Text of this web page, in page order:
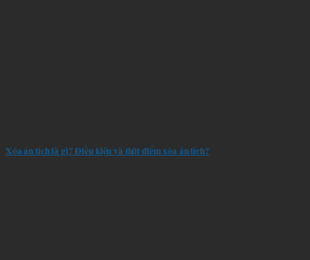
Xóa án tích là gì? Điều kiện và thời điểm xóa án tích?